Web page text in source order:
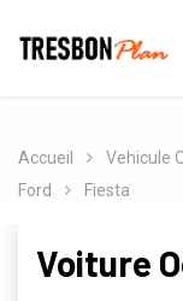
Accueil Vehicule
Ford
Fiesta
Voiture